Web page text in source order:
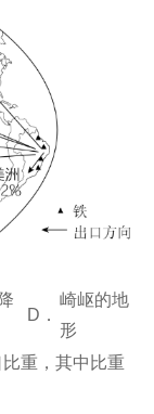
D．
崎岖的地
形
重，其中比重